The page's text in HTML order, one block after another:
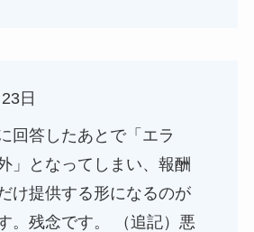
日
回答したあとで「エラ
」となってしまい、報酬
け提供する形になるのが
。残念です。 （追記）悪